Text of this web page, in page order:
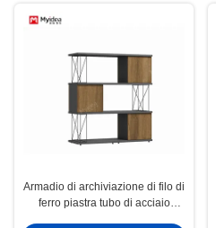
Armadio di archiviazione di filo di
ferro piastra tubo di acciaio